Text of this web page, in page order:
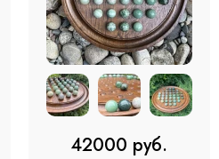
42000 руб.